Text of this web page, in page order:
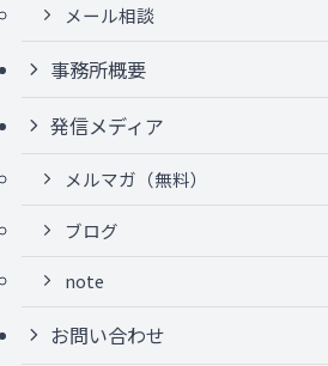
メール相談
事務所概要
発信メディア
メルマガ（無料）
ブログ
note
お問い合わせ